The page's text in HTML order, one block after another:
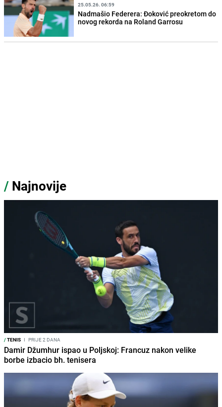
25.05.26. 06:59
Nadmašio Federera: Đoković preokretom do
novog rekorda na Roland Garrosu
/ Najnovije
/TENIS I PRIJE 2 DANA
Damir Džumhur ispao u Poljskoj: Francuz nakon velike
borbe izbacio bh. tenisera